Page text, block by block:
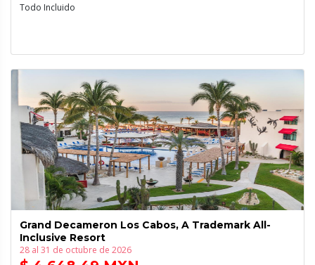
Todo Incluido
Grand Decameron Los Cabos, A Trademark All-
Inclusive Resort
28 al 31 de octubre de 2026